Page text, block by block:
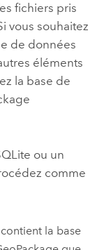
fichiers pris
vous souhaitez
de données
éléments
la base de
ou un
comme
la base